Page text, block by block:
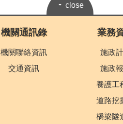
close
機關通訊錄
機關聯絡資訊
交通資訊
業務
施政
施政
養護工
道路挖
橋梁隧